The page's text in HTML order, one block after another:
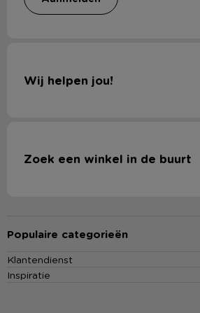
Wij helpen jou!
Zoek een winkel in de buurt
Populaire categorieën
Klantendienst
Inspiratie